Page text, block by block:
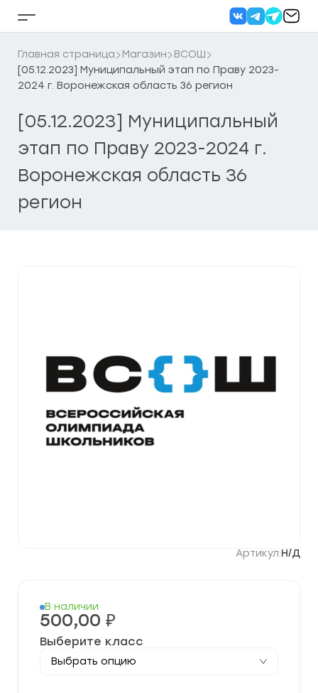
Кнопка
бокового
меню
Главная страница Магазин
ВСОШ
[05.12.2023] Муниципальный этап по Праву 2023-
2024 г. Воронежская область 36 регион
[05.12.2023] Муниципальный
этап по Праву 2023-2024 г.
Воронежская область 36
регион
Артикул:Н/Д
В наличии
500,00 ₽
Выберите класс